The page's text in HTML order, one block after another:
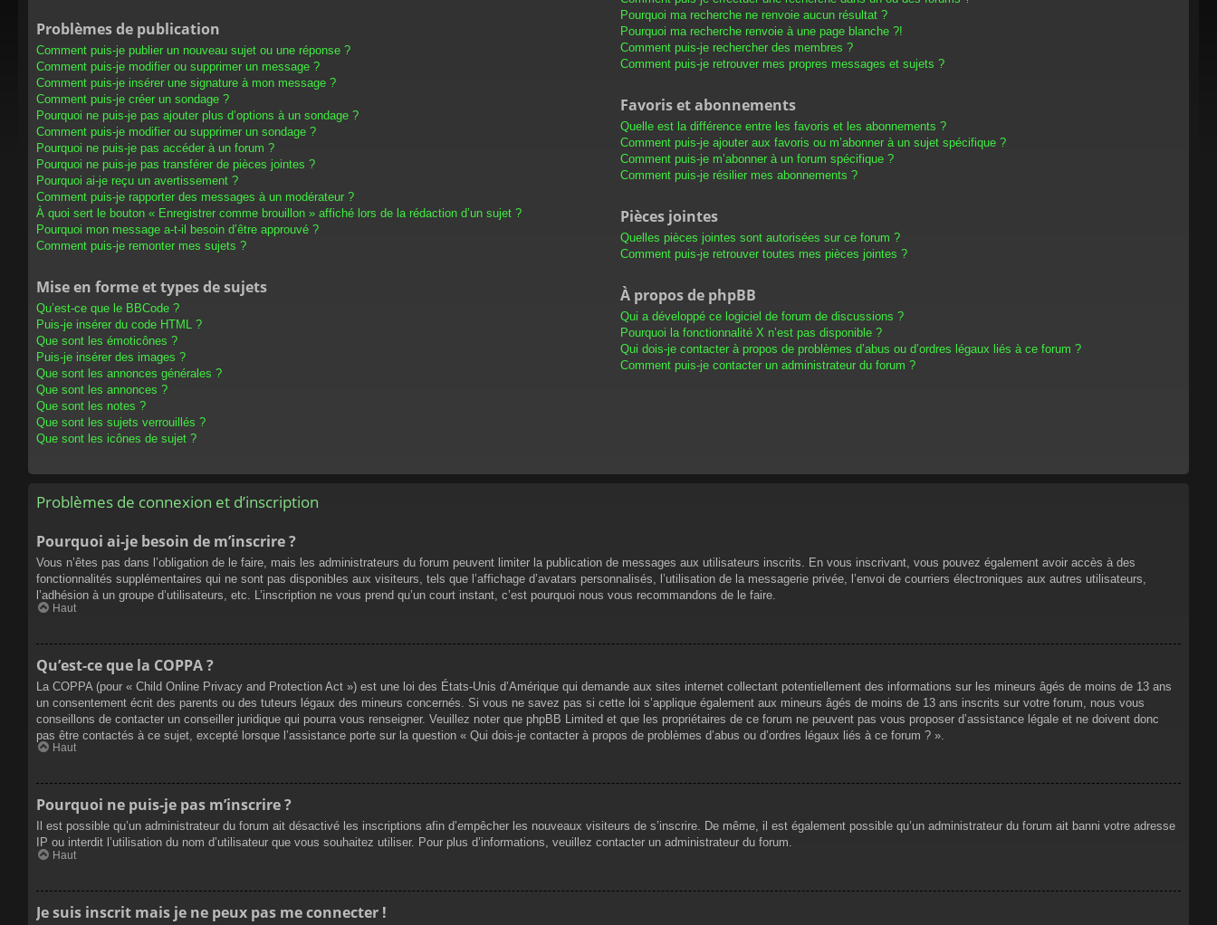
Problèmes de publication
Comment puis-je publier un nouveau sujet ou une réponse ?
Comment puis-je modifier ou supprimer un message ?
Comment puis-je insérer une signature à mon message ?
Comment puis-je créer un sondage ?
Pourquoi ne puis-je pas ajouter plus d’options à un sondage ?
Comment puis-je modifier ou supprimer un sondage ?
Pourquoi ne puis-je pas accéder à un forum ?
Pourquoi ne puis-je pas transférer de pièces jointes ?
Pourquoi ai-je reçu un avertissement ?
Comment puis-je rapporter des messages à un modérateur ?
À quoi sert le bouton « Enregistrer comme brouillon » affiché lors de la rédaction d’un sujet ?
Pourquoi mon message a-t-il besoin d’être approuvé ?
Comment puis-je remonter mes sujets ?
Mise en forme et types de sujets
Qu’est-ce que le BBCode ?
Puis-je insérer du code HTML ?
Que sont les émoticônes ?
Puis-je insérer des images ?
Que sont les annonces générales ?
Que sont les annonces ?
Que sont les notes ?
Que sont les sujets verrouillés ?
Que sont les icônes de sujet ?
Pourquoi ma recherche ne renvoie aucun résultat ?
Pourquoi ma recherche renvoie à une page blanche ?!
Comment puis-je rechercher des membres ?
Comment puis-je retrouver mes propres messages et sujets ?
Favoris et abonnements
Quelle est la différence entre les favoris et les abonnements ?
Comment puis-je ajouter aux favoris ou m’abonner à un sujet spécifique ?
Comment puis-je m’abonner à un forum spécifique ?
Comment puis-je résilier mes abonnements ?
Pièces jointes
Quelles pièces jointes sont autorisées sur ce forum ?
Comment puis-je retrouver toutes mes pièces jointes ?
À propos de phpBB
Qui a développé ce logiciel de forum de discussions ?
Pourquoi la fonctionnalité X n’est pas disponible ?
Qui dois-je contacter à propos de problèmes d’abus ou d’ordres légaux liés à ce forum ?
Comment puis-je contacter un administrateur du forum ?
Problèmes de connexion et d’inscription
Pourquoi ai-je besoin de m’inscrire ?
Vous n’êtes pas dans l’obligation de le faire, mais les administrateurs du forum peuvent limiter la publication de messages aux utilisateurs inscrits. En vous inscrivant, vous pouvez également avoir accès à des
fonctionnalités supplémentaires qui ne sont pas disponibles aux visiteurs, tels que l’affichage d’avatars personnalisés, l’utilisation de la messagerie privée, l’envoi de courriers électroniques aux autres utilisateurs,
l’adhésion à un groupe d’utilisateurs, etc. L’inscription ne vous prend qu’un court instant, c’est pourquoi nous vous recommandons de le faire.
Haut
Qu’est-ce que la COPPA ?
La COPPA (pour « Child Online Privacy and Protection Act ») est une loi des États-Unis d’Amérique qui demande aux sites internet collectant potentiellement des informations sur les mineurs âgés de moins de 13 ans
un consentement écrit des parents ou des tuteurs légaux des mineurs concernés. Si vous ne savez pas si cette loi s’applique également aux mineurs âgés de moins de 13 ans inscrits sur votre forum, nous vous
conseillons de contacter un conseiller juridique qui pourra vous renseigner. Veuillez noter que phpBB Limited et que les propriétaires de ce forum ne peuvent pas vous proposer d’assistance légale et ne doivent donc
pas être contactés à ce sujet, excepté lorsque l’assistance porte sur la question « Qui dois-je contacter à propos de problèmes d’abus ou d’ordres légaux liés à ce forum ? ».
Haut
Pourquoi ne puis-je pas m’inscrire ?
Il est possible qu’un administrateur du forum ait désactivé les inscriptions afin d’empêcher les nouveaux visiteurs de s’inscrire. De même, il est également possible qu’un administrateur du forum ait banni votre adresse
IP ou interdit l’utilisation du nom d’utilisateur que vous souhaitez utiliser. Pour plus d’informations, veuillez contacter un administrateur du forum.
Haut
Je suis inscrit mais je ne peux pas me connecter !